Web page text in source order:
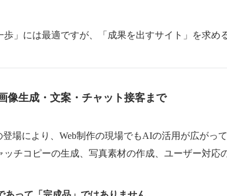
歩」には最適ですが、「成果を出すサイト」を求め
像生成・文案・チャット接客まで
場により、Web制作の現場でもAIの活用が広がって
チコピーの生成、写真素材の作成、ユーザー対